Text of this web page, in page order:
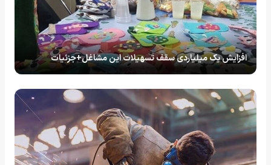
افزایش یک میلیاردی سقف تسهیلات این مشاغل+جزئیات